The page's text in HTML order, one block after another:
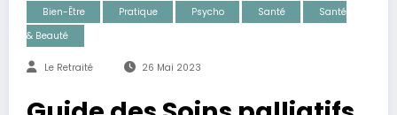
Bien-Être Pratique Psycho Santé
Santé
& Beauté
Le Retraité 26 Mai 2023